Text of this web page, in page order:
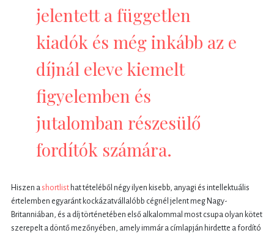
jelentett a független
kiadók és még inkább az e
díjnál eleve kiemelt
figyelemben és
jutalomban részesülő
fordítók számára.
Hiszen ashortlist hat tételéből négy ilyen kisebb, anyagi és intellektuális
értelemben egyaránt kockázatvállalóbb cégnél jelent meg Nagy-
Britanniában, és a díj történetében első alkalommal most csupa olyan kötet
szerepelt a döntő mezőnyében, amely immár a címlapján hirdette a fordító